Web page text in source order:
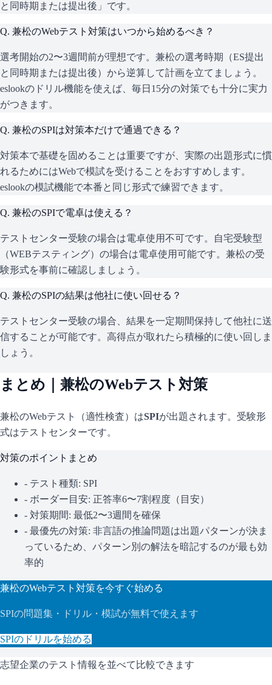
と同時期または提出後」です。
Q. 兼松のWebテスト対策はいつから始めるべき？
選考開始の2〜3週間前が理想です。兼松の選考時期（ES提出
と同時期または提出後）から逆算して計画を立てましょう。
eslookのドリル機能を使えば、毎日15分の対策でも十分に実力
がつきます。
Q. 兼松のSPIは対策本だけで通過できる？
対策本で基礎を固めることは重要ですが、実際の出題形式に慣
れるためにはWebで模試を受けることをおすすめします。
eslookの模試機能で本番と同じ形式で練習できます。
Q. 兼松のSPIで電卓は使える？
テストセンター受験の場合は電卓使用不可です。自宅受験型
（WEBテスティング）の場合は電卓使用可能です。兼松の受
験形式を事前に確認しましょう。
Q. 兼松のSPIの結果は他社に使い回せる？
テストセンター受験の場合、結果を一定期間保持して他社に送
信することが可能です。高得点が取れたら積極的に使い回しま
しょう。
まとめ｜ 兼松のWebテスト対策
兼松のWebテスト（適性検査）はSPIが出題されます。 受験形
式はテストセンターです。
対策のポイントまとめ
- テスト種類: SPI
- ボーダー目安: 正答率6〜7割程度（目安）
- 対策期間: 最低2〜3週間を確保
- 最優先の対策: 非言語の推論問題は出題パターンが決ま
っているため、パターン別の解法を暗記するのが最も効
率的
兼松のWebテスト対策を今すぐ始める
SPIの問題集・ドリル・模試が無料で使えます
SPIのドリルを始める
志望企業のテスト情報を並べて比較できます